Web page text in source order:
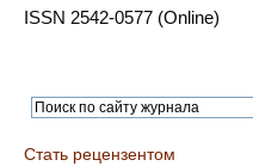
ISSN 2542-0577 (Online)
Стать рецензентом